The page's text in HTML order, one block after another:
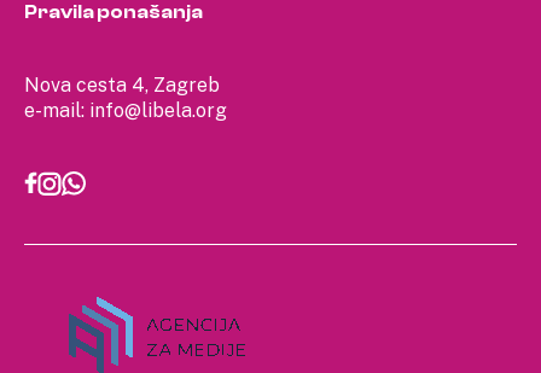
Nova cesta 4, Zagreb
e-mail: info@libela.org
Pravila ponašanja